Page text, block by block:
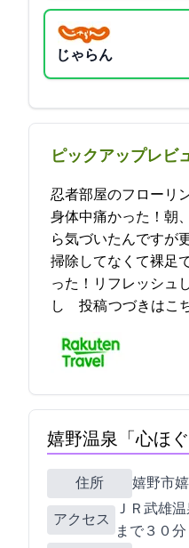
じゃらん
ピックアップレビ
忍者部屋のフローリ
身体中痛かった！朝
ら気づいたんですが
掃除してなくて裸足
った！リフレッシュ
し… 2021-11-28 23:57:28投稿つづきはこ
嬉野温泉「心ほ
住所 嬉野市嬉
アクセス
ＪＲ武雄
まで３０分